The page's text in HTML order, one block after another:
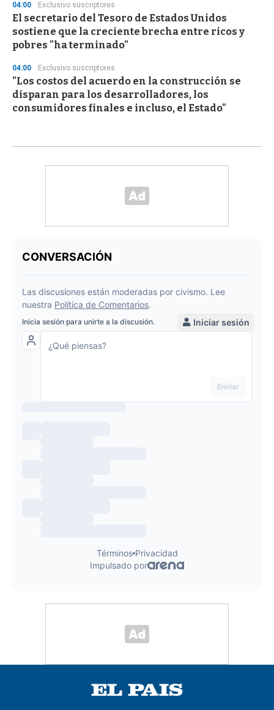
04:00 Exclusivo suscriptores
El secretario del Tesoro de Estados Unidos
sostiene que la creciente brecha entre ricos y
pobres "ha terminado"
04:00 Exclusivo suscriptores
"Los costos del acuerdo en la construcción se
disparan para los desarrolladores, los
consumidores finales e incluso, el Estado"